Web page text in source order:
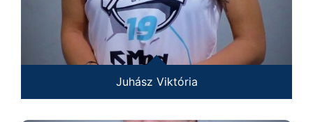
Juhász Viktória